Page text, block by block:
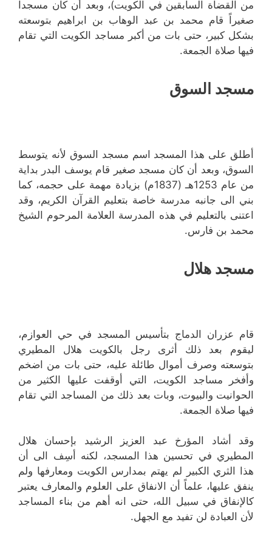
من القضاة السابقين في الكويت)، وبعد أن كان مسجداً
صغيراً قام محمد بن عبد الوهاب بن ابراهيم بتوسعته
بشكل كبير، حتى بات من أكبر مساجد الكويت التي تقام
فيها صلاة الجمعة.
مسجد السوق
أطلق على هذا المسجد اسم مسجد السوق لأنه يتوسط
السوق، وبعد أن كان مسجد صغير قام يوسف البدر بداية
من عام 1253هـ (1837م) بزيادة مهمة على حجمه، كما
بني الى جانبه مدرسة خاصة بتعليم القرآن الكريم، وقد
اعتنى بالتعليم في هذه المدرسة العلامة المرحوم الشيخ
محمد بن فارس.
مسجد هلال
قام عزران الدماج بتأسيس المسجد في حي العوازم،
ليقوم بعد ذلك أثرى رجل بالكويت هلال المطيري
بتوسعته وصرف أموال طائلة عليه، حتى بات من اضخم
وأفخر مساجد الكويت، التي أوقفت عليها الكثير من
الحوانيت والبيوت، وبات بعد ذلك من المساجد التي تقام
فيها صلاة الجمعة.
وقد أشاد المؤرخ عبد العزيز الرشيد بإحسان هلال
المطيري في تحسين هذا المسجد، لكنه أسِف الى أن
هذا الثري الكبير لم يهتم بمدارس الكويت ومعارفها ولم
ينفق عليها، علماً أن الانفاق على العلوم والمعارف يعتبر
كالإنفاق في سبيل الله، حتى انه أهم من بناء المساجد
لأن العبادة لن تفيد مع الجهل.